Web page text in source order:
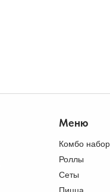
Комбо
Роллы
Сеты
Меню